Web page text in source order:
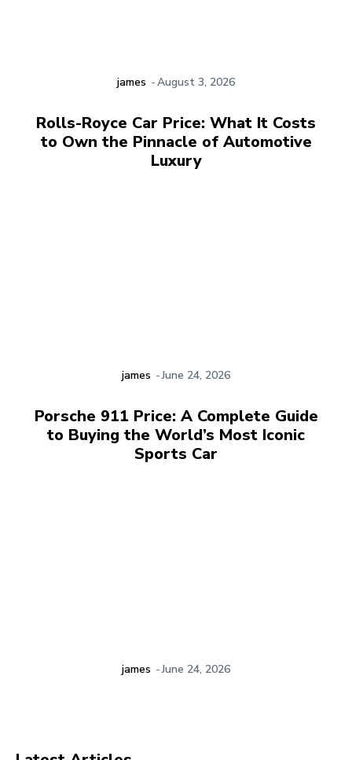
james -August 3, 2026
Rolls-Royce Car Price: What It Costs
to Own the Pinnacle of Automotive
Luxury
james -June 24, 2026
Porsche 911 Price: A Complete Guide
to Buying the World’s Most Iconic
Sports Car
james -June 24, 2026